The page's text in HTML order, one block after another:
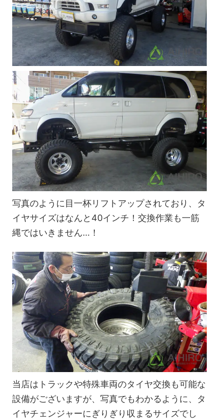
写真のように目一杯リフトアップされており、タ
イヤサイズはなんと40インチ！交換作業も一筋
縄ではいきません…！
当店はトラックや特殊車両のタイヤ交換も可能な
設備がございますが、写真でもわかるように、タ
イヤチェンジャーにぎりぎり収まるサイズでし